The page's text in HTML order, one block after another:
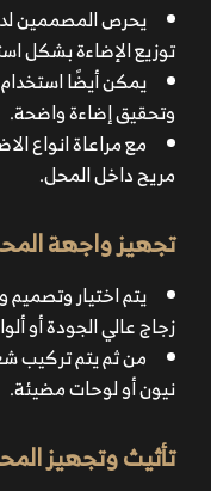
يحرص المصممين
توزيع الإضاءة بشكل
وتحقيق إضاءة واضحة.
مع مراعاة انواع
مريح داخل المحل.
تجهيز واجهة
يتم اختيار وتصميم
زجاج عالي الجودة أو
من ثم يتم تركيب
نيون أو لوحات مضيئة.
تأثيث وتجهيز